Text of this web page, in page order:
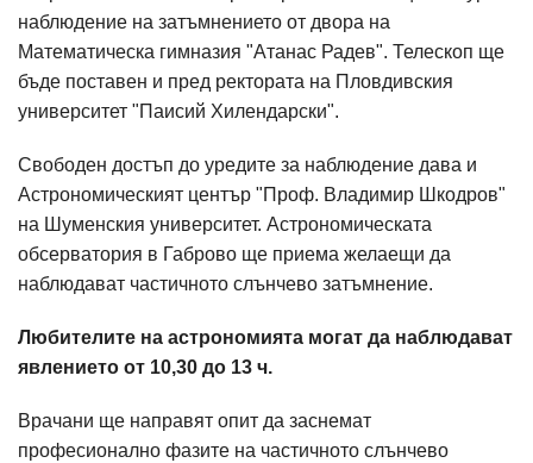
наблюдение на затъмнението от двора на
Математическа гимназия "Атанас Радев". Телескоп ще
бъде поставен и пред ректората на Пловдивския
университет "Паисий Хилендарски".
Свободен достъп до уредите за наблюдение дава и
Астрономическият център "Проф. Владимир Шкодров"
на Шуменския университет. Астрономическата
обсерватория в Габрово ще приема желаещи да
наблюдават частичното слънчево затъмнение.
Любителите на астрономията могат да наблюдават
явлението от 10,30 до 13 ч.
Врачани ще направят опит да заснемат
професионално фазите на частичното слънчево